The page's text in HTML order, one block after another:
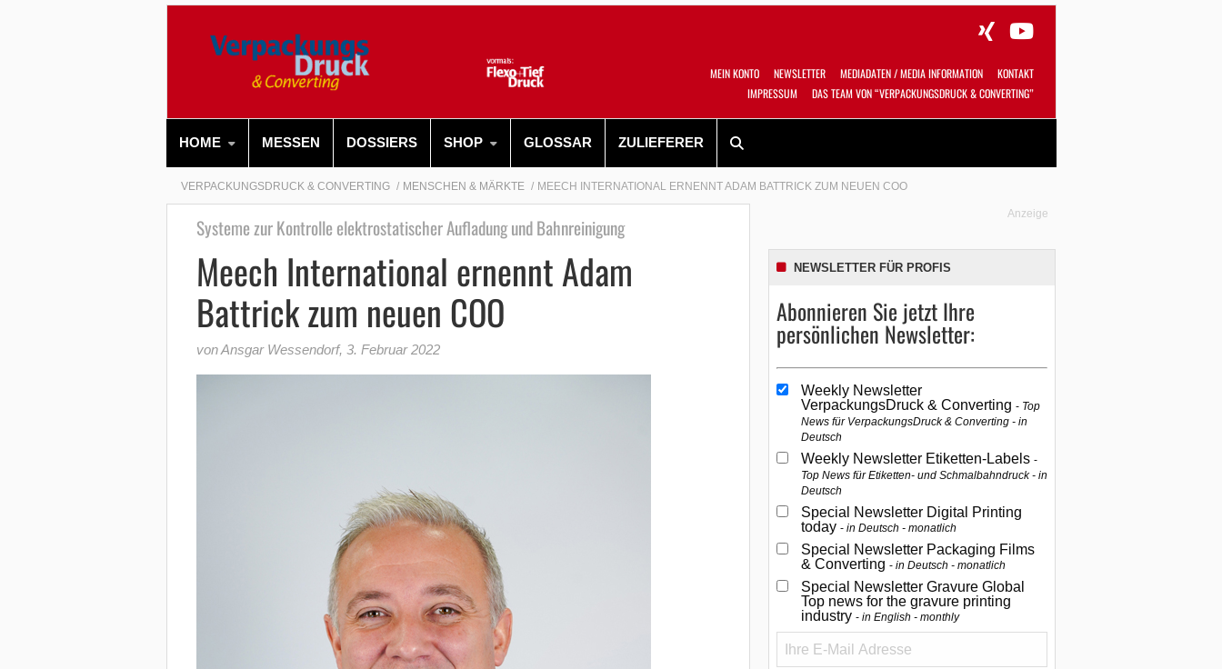
MEIN KONTO NEWSLETTER MEDIADATEN / MEDIA INFORMATION
KONTAKT
IMPRESSUM
DAS TEAM VON “VERPACKUNGSDRUCK & CONVERTING”
HOME MESSEN DOSSIERS SHOP GLOSSAR ZULIEFERER
VERPACKUNGSDRUCK & CONVERTING MENSCHEN & MÄRKTE MEECH INTERNATIONAL ERNENNT ADAM BATTRICK ZUM NEUEN COO
Systeme zur Kontrolle elektrostatischer Aufladung und Bahnreinigung
Meech International ernennt Adam
Battrick zum neuen COO
von Ansgar Wessendorf, 3. Februar 2022
Anzeige
NEWSLETTER FÜR PROFIS
Abonnieren Sie jetzt Ihre
persönlichen Newsletter:
Weekly Newsletter
VerpackungsDruck & Converting Top
News für VerpackungsDruck & Converting - in
Deutsch
Weekly Newsletter Etiketten-Labels
Top News für Etiketten- und Schmalbahndruck - in
Deutsch
Special Newsletter Digital Printing
today in Deutsch - monatlich
Special Newsletter Packaging Films
& Converting in Deutsch - monatlich
Special Newsletter Gravure Global
Top news for the gravure printing
industry in English - monthly